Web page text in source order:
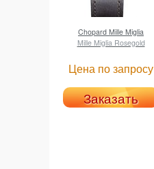
Chopard Mille Miglia
Mille Miglia Rosegold
Цена по запросу
Заказать